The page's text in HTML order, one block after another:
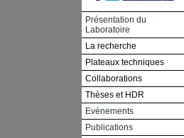
Présentation du
Laboratoire
La recherche
Plateaux techniques
Collaborations
Thèses et HDR
Evénements
Publications